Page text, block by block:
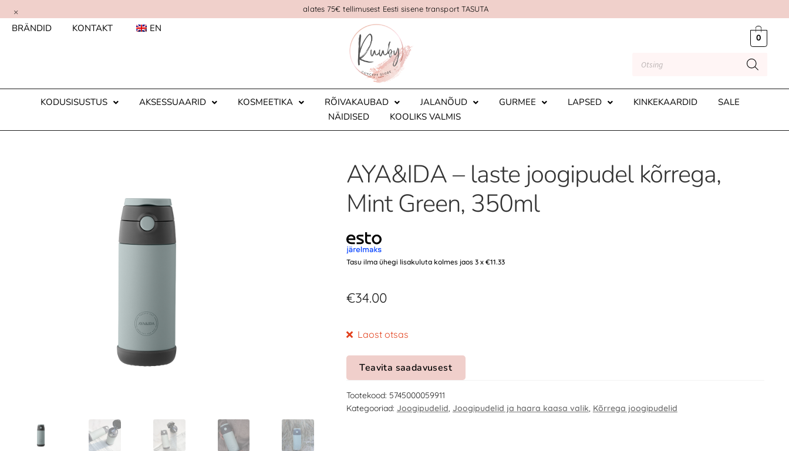
alates 75€ tellimusest Eesti sisene transport TASUTA
×
BRÄNDID KONTAKT EN
0
KODUSISUSTUS AKSESSUAARID KOSMEETIKA RÕIVAKAUBAD JALANÕUD GURMEE LAPSED KINKEKAARDID
SALE
NÄIDISED
KOOLIKS VALMIS
AYA&IDA – laste joogipudel kõrrega,
Mint Green, 350ml
Tasu ilma ühegi lisakuluta kolmes jaos 3 x €11.33
€34.00
Laost otsas
Teavita saadavusest
Tootekood: 5745000059911
Kategooriad: Joogipudelid, Joogipudelid ja haara kaasa valik, Kõrrega joogipudelid